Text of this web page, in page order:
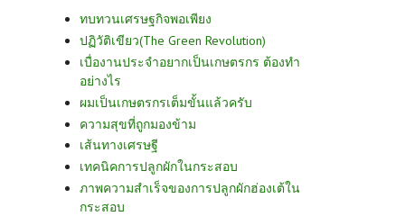
ทบทวนเศรษฐกิจพอเพียง
ปฏิวัติเขียว(The Green Revolution)
เบื่องานประจำอยากเป็นเกษตรกร ต้องทำ
อย่างไร
ผมเป็นเกษตรกรเต็มขั้นแล้วครับ
ความสุขที่ถูกมองข้าม
เส้นทางเศรษฐี
เทคนิคการปลูกผักในกระสอบ
ภาพความสำเร็จของการปลูกผักฮ่องเต้ใน
กระสอบ